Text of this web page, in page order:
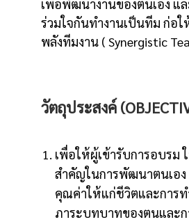
เพื่อพัฒนางานของตนเอง แล
ร่วมใจกันทำงานเป็นทีม ก่อใ
พลังทีมงาน ( Synergistic
วัตถุประสงค์
เพื่อให้ผู้เข้ารับการอบรม
สำคัญในการพัฒนาตนเอง
คุณค่าให้แก่ชีวิตและการท
ภาระบทบาทของตนและก